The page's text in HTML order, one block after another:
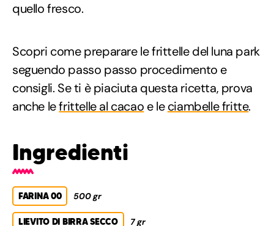
quello fresco.
Scopri come preparare le frittelle del luna park
seguendo passo passo procedimento e
consigli. Se ti è piaciuta questa ricetta, prova
anche lefrittelle al cacao e leciambelle fritte.
Ingredienti
FARINA 00 500 gr
LIEVITO DI BIRRA SECCO 7 gr